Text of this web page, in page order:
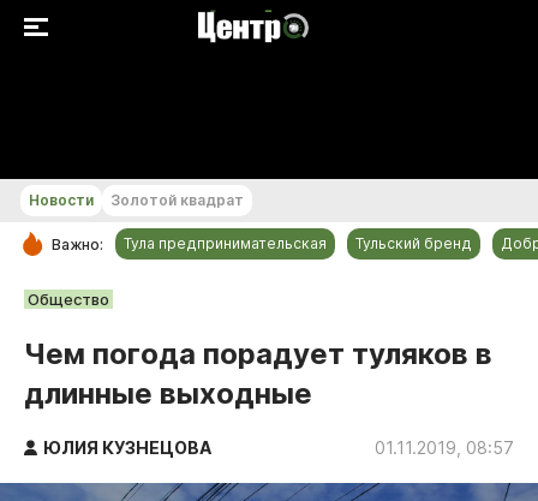
РУБРИКИ
Культура
Происшествия
Спорт
Тульский бренд
Новости Золотой квадрат
Важно: Тула предпринимательская Тульский бренд
Общество
Чем погода порадует туляков в
длинные выходные
ЮЛИЯ КУЗНЕЦОВА 01.11.2019, 08:57